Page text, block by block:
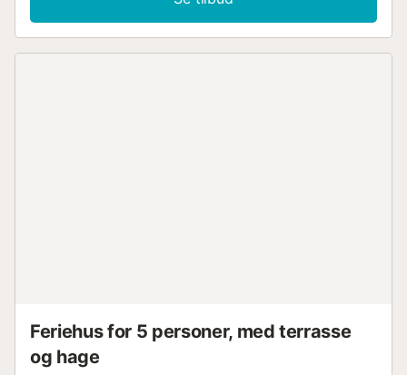
Feriehus for 5 personer, med terrasse
og hage